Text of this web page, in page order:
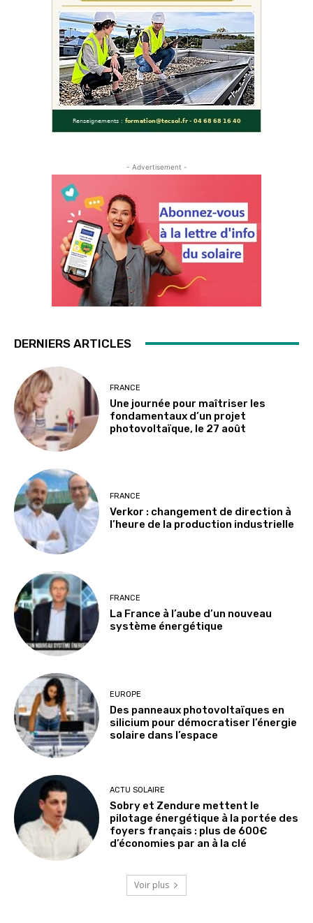
- Advertisement -
DERNIERS ARTICLES
FRANCE
Une journée pour maîtriser les
fondamentaux d’un projet
photovoltaïque, le 27 août
FRANCE
Verkor : changement de direction à
l’heure de la production industrielle
FRANCE
La France à l’aube d’un nouveau
système énergétique
EUROPE
Des panneaux photovoltaïques en
silicium pour démocratiser l’énergie
solaire dans l’espace
ACTU SOLAIRE
Sobry et Zendure mettent le
pilotage énergétique à la portée des
foyers français : plus de 600€
d’économies par an à la clé
Voir plus